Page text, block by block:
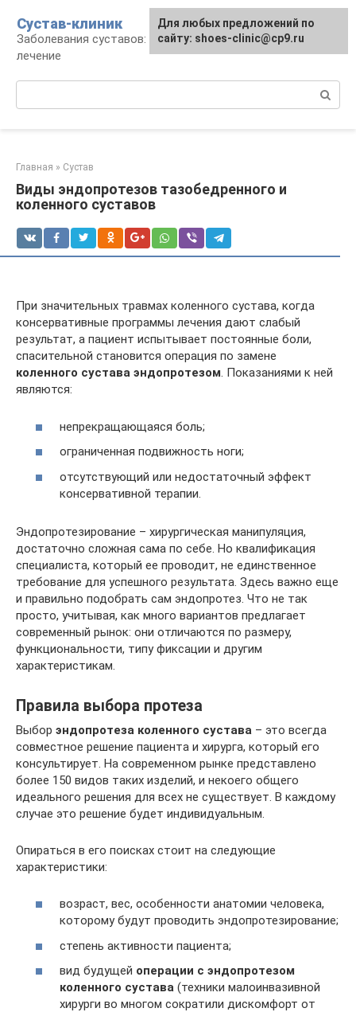
контенту
Сустав-клиник
Заболевания суставов: профилактика и
лечение
Главная » Сустав
Виды эндопротезов тазобедренного и
коленного суставов
При значительных травмах коленного сустава, когда
консервативные программы лечения дают слабый
результат, а пациент испытывает постоянные боли,
спасительной становится операция по замене
коленного сустава эндопротезом. Показаниями к ней
являются:
непрекращающаяся боль;
ограниченная подвижность ноги;
отсутствующий или недостаточный эффект
консервативной терапии.
Эндопротезирование – хирургическая манипуляция,
достаточно сложная сама по себе. Но квалификация
специалиста, который ее проводит, не единственное
требование для успешного результата. Здесь важно еще
и правильно подобрать сам эндопротез. Что не так
просто, учитывая, как много вариантов предлагает
современный рынок: они отличаются по размеру,
функциональности, типу фиксации и другим
характеристикам.
Правила выбора протеза
Выбор эндопротеза коленного сустава – это всегда
совместное решение пациента и хирурга, который его
консультирует. На современном рынке представлено
более 150 видов таких изделий, и некоего общего
идеального решения для всех не существует. В каждому
случае это решение будет индивидуальным.
Опираться в его поисках стоит на следующие
характеристики:
возраст, вес, особенности анатомии человека,
которому будут проводить эндопротезирование;
степень активности пациента;
вид будущей операции с эндопротезом
коленного сустава (техники малоинвазивной
хирурги во многом сократили дискомфорт от
Для любых предложений по
сайту: shoes-clinic@cp9.ru